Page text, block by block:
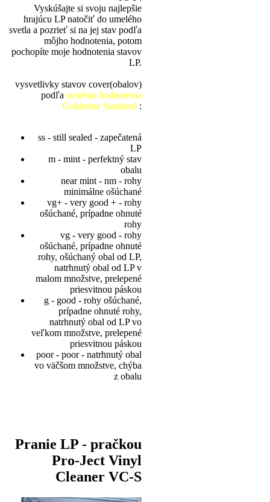
Vyskúšajte si svoju najlepšie
hrajúcu LP natočiť do umelého
svetla a pozrieť si na jej stav podľa
môjho hodnotenia, potom
pochopíte moje hodnotenia stavov
LP.
vysvetlivky stavov cover(obalov)
podľa systému hodnotenia
Goldmine Standard :
ss - still sealed - zapečatená
LP
m - mint - perfektný stav
obalu
near mint - nm - rohy
minimálne ošúchané
vg+ - very good + - rohy
ošúchané, prípadne ohnuté
rohy
vg - very good - rohy
ošúchané, prípadne ohnuté
rohy, ošúchaný obal od LP,
natrhnutý obal od LP v
malom množstve, prelepené
priesvitnou páskou
g - good - rohy ošúchané,
prípadne ohnuté rohy,
natrhnutý obal od LP vo
veľkom množstve, prelepené
priesvitnou páskou
poor - poor - natrhnutý obal
vo väčšom množstve, chýba
z obalu
Pranie LP - pračkou
Pro-Ject Vinyl
Cleaner VC-S